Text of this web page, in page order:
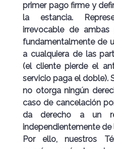
primer pago firme y
la estancia.
irrevocable de
fundamentalmente de
a cualquiera de las
(el cliente pierde el
servicio paga el doble).
no otorga ningún
caso de cancelación
da derecho a un
independientemente
Por ello, nuestros